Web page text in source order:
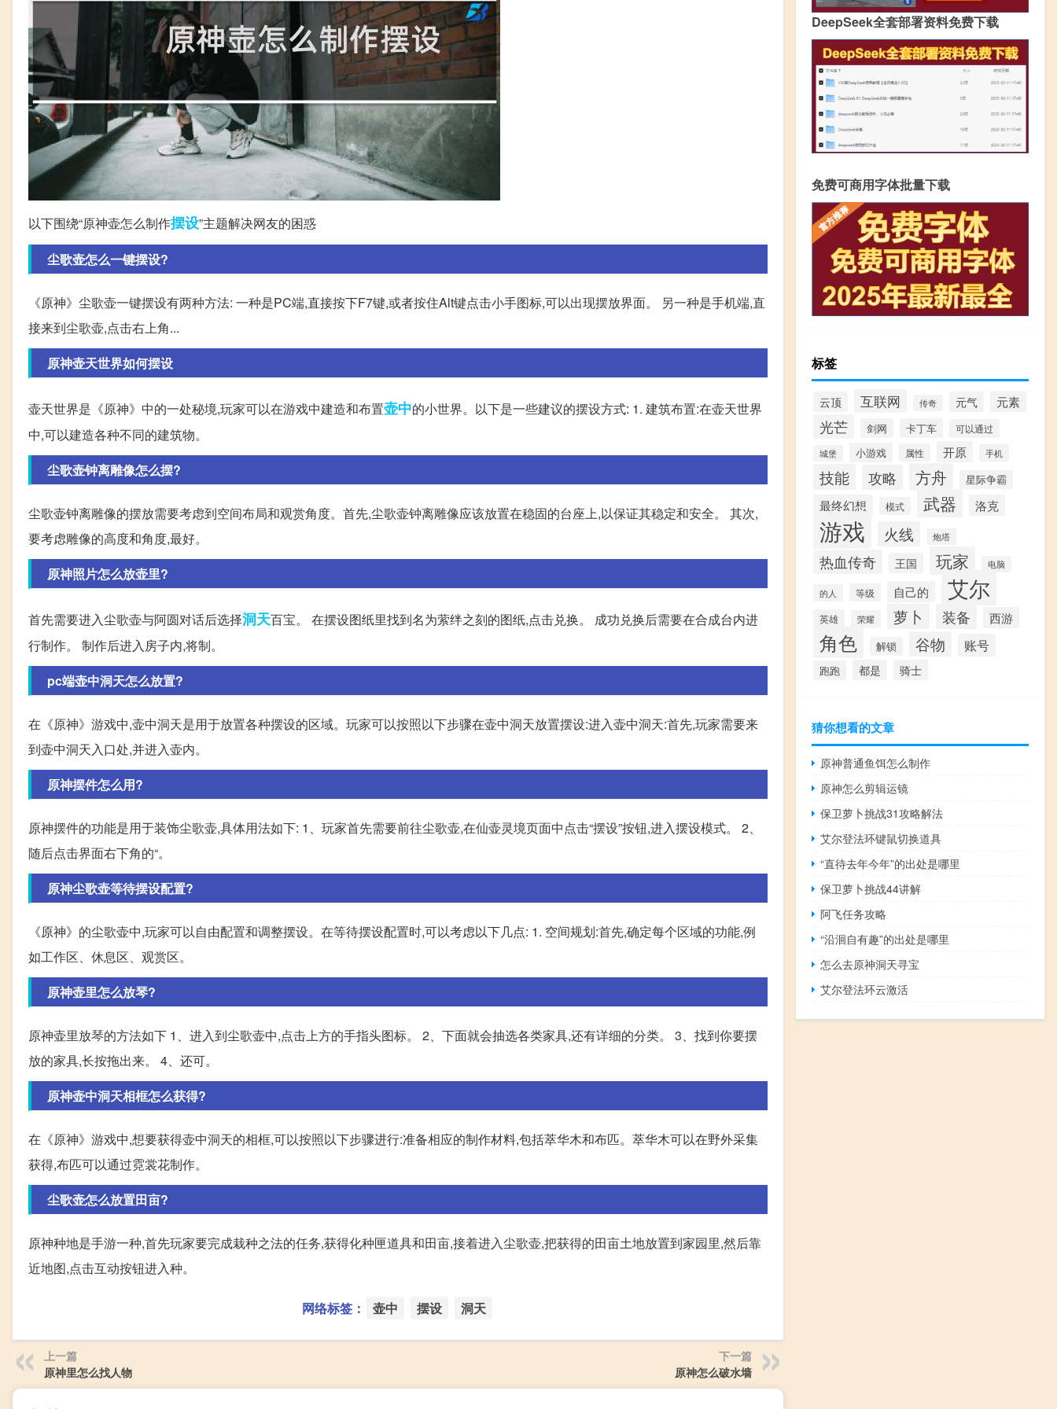
以下围绕“原神壶怎么制作摆设”主题解决网友的困惑
尘歌壶怎么一键摆设?
《原神》尘歌壶一键摆设有两种方法: 一种是PC端,直接按下F7键,或者按住Alt键点击小手图标,可以出现摆放界面。 另一种是手机端,直
接来到尘歌壶,点击右上角...
原神壶天世界如何摆设
壶天世界是《原神》中的一处秘境,玩家可以在游戏中建造和布置壶中的小世界。以下是一些建议的摆设方式: 1. 建筑布置:在壶天世界
中,可以建造各种不同的建筑物。
尘歌壶钟离雕像怎么摆?
尘歌壶钟离雕像的摆放需要考虑到空间布局和观赏角度。首先,尘歌壶钟离雕像应该放置在稳固的台座上,以保证其稳定和安全。 其次,
要考虑雕像的高度和角度,最好。
原神照片怎么放壶里?
首先需要进入尘歌壶与阿圆对话后选择洞天百宝。 在摆设图纸里找到名为萦绊之刻的图纸,点击兑换。 成功兑换后需要在合成台内进
行制作。 制作后进入房子内,将制。
pc端壶中洞天怎么放置?
在《原神》游戏中,壶中洞天是用于放置各种摆设的区域。玩家可以按照以下步骤在壶中洞天放置摆设:进入壶中洞天:首先,玩家需要来
到壶中洞天入口处,并进入壶内。
原神摆件怎么用?
原神摆件的功能是用于装饰尘歌壶,具体用法如下: 1、玩家首先需要前往尘歌壶,在仙壶灵境页面中点击“摆设”按钮,进入摆设模式。 2、
随后点击界面右下角的“。
原神尘歌壶等待摆设配置?
《原神》的尘歌壶中,玩家可以自由配置和调整摆设。在等待摆设配置时,可以考虑以下几点: 1. 空间规划:首先,确定每个区域的功能,例
如工作区、休息区、观赏区。
原神壶里怎么放琴?
原神壶里放琴的方法如下 1、进入到尘歌壶中,点击上方的手指头图标。 2、下面就会抽选各类家具,还有详细的分类。 3、找到你要摆
放的家具,长按拖出来。 4、还可。
原神壶中洞天相框怎么获得?
在《原神》游戏中,想要获得壶中洞天的相框,可以按照以下步骤进行:准备相应的制作材料,包括萃华木和布匹。萃华木可以在野外采集
获得,布匹可以通过霓裳花制作。
尘歌壶怎么放置田亩?
原神种地是手游一种,首先玩家要完成栽种之法的任务,获得化种匣道具和田亩,接着进入尘歌壶,把获得的田亩土地放置到家园里,然后靠
近地图,点击互动按钮进入种。
网络标签： 壶中 摆设 洞天
上一篇
原神里怎么找人物
下一篇
原神怎么破水墙
DeepSeek全套部署资料免费下载
免费可商用字体批量下载
标签
云顶 互联网 传奇 元气 元素
光芒 剑网 卡丁车 可以通过
城堡 小游戏 属性 开原 手机
技能 攻略 方舟 星际争霸
最终幻想 模式 武器 洛克
游戏 火线 炮塔
热血传奇 王国 玩家 电脑
的人 等级 自己的 艾尔
英雄 荣耀 萝卜 装备 西游
角色 解锁 谷物 账号
跑跑 都是 骑士
猜你想看的文章
原神普通鱼饵怎么制作
原神怎么剪辑运镜
保卫萝卜挑战31攻略解法
艾尔登法环键鼠切换道具
“直待去年今年”的出处是哪里
保卫萝卜挑战44讲解
阿飞任务攻略
“沿洄自有趣”的出处是哪里
怎么去原神洞天寻宝
艾尔登法环云激活